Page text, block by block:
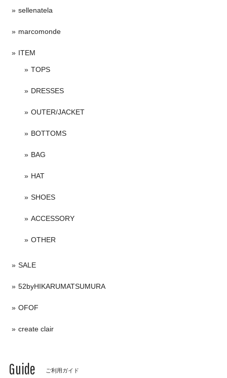
sellenatela
marcomonde
ITEM
TOPS
DRESSES
OUTER/JACKET
BOTTOMS
BAG
HAT
SHOES
ACCESSORY
OTHER
SALE
52byHIKARUMATSUMURA
OFOF
create clair
Guide ご利用ガイド